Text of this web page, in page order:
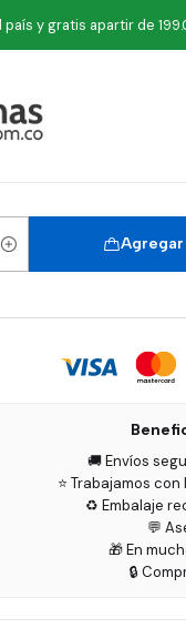
y gratis apartir de
100 Tabletas Botanitas
🚚 Envíos
⭐ Trabajamos
♻️ Embalaje
💬
🎁 En
🔒